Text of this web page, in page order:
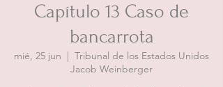
Capítulo 13 Caso de
bancarrota
mié, 25 jun
  |
Tribunal de los Estados Unidos
Jacob Weinberger